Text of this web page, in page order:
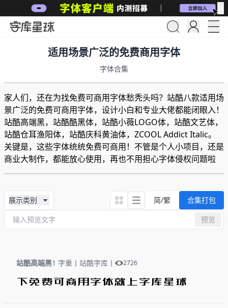
适用场景广泛的免费商用字体
字体合集
家人们，还在为找免费可商用字体愁秃头吗？站酷八款适用场
景广泛的免费可商用字体，设计小白和专业大佬都能闭眼入！
站酷高端黑，站酷酷黑体，站酷小薇LOGO体，站酷文艺体，
站酷仓耳渔阳体，站酷庆科黄油体，ZCOOL Addict Italic。
关键是，这些字体统统免费可商用！不管是个人小项目，还是
商业大制作，都能放心使用，再也不用担心字体侵权问题啦
展示类别 简/繁
合集打包
预览
站酷高端黑1 字重 丨 站酷字库 丨 2726
下免费可商用字体就上字库星球